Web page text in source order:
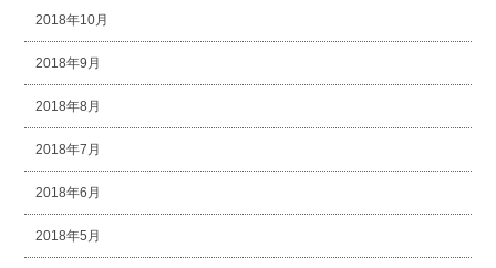
2018年10月
2018年9月
2018年8月
2018年7月
2018年6月
2018年5月